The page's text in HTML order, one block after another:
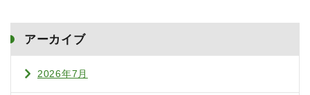
アーカイブ
2026年7月